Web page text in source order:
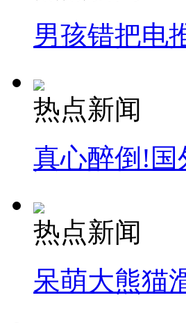
男孩错把电
热点新闻
真心醉倒!国
热点新闻
呆萌大熊猫